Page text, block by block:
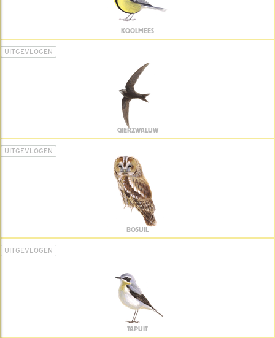
KOOLMEES
UITGEVLOGEN
GIERZWALUW
UITGEVLOGEN
BOSUIL
UITGEVLOGEN
TAPUIT